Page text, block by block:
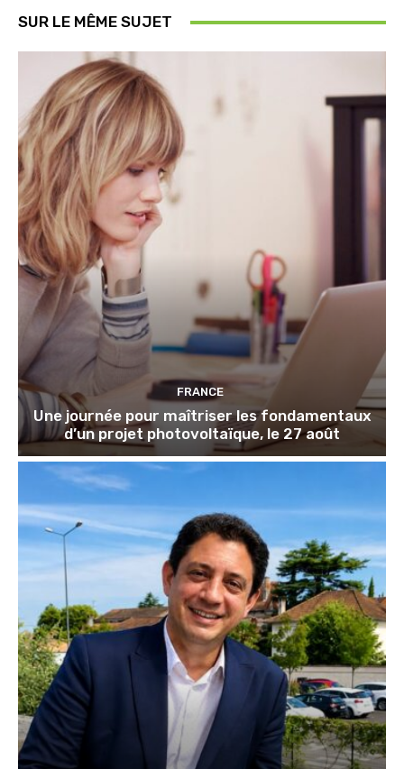
SUR LE MÊME SUJET
FRANCE
Une journée pour maîtriser les fondamentaux
d’un projet photovoltaïque, le 27 août